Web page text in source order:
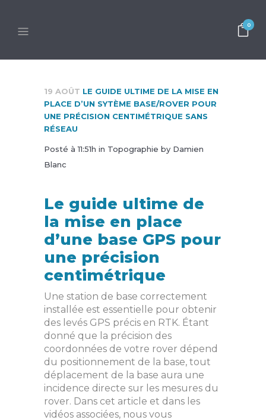
0
19 AOÛT LE GUIDE ULTIME DE LA MISE EN
PLACE D’UN SYTÈME BASE/ROVER POUR
UNE PRÉCISION CENTIMÉTRIQUE SANS
RÉSEAU
Posté à 11:51h in Topographie by Damien
Blanc
Le guide ultime de
la mise en place
d’une base GPS pour
une précision
centimétrique
Une station de base correctement
installée est essentielle pour obtenir
des levés GPS précis en RTK. Étant
donné que la précision des
coordonnées de votre rover dépend
du positionnement de la base, tout
déplacement de la base aura une
incidence directe sur les mesures du
rover. Dans cet article et dans les
vidéos associées, nous vous